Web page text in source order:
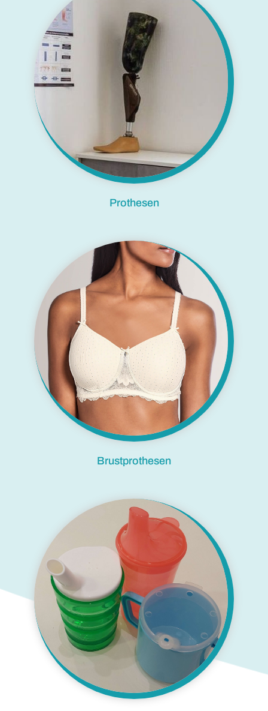
Prothesen
Brustprothesen